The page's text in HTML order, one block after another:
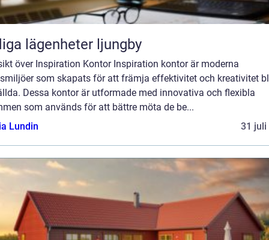
lägenheter ljungby
över Inspiration Kontor Inspiration kontor är moderna
som skapats för att främja effektivitet och kreativitet
Dessa kontor är utformade med innovativa och flexibla
som används för att bättre möta de be...
Lundin
31 juli